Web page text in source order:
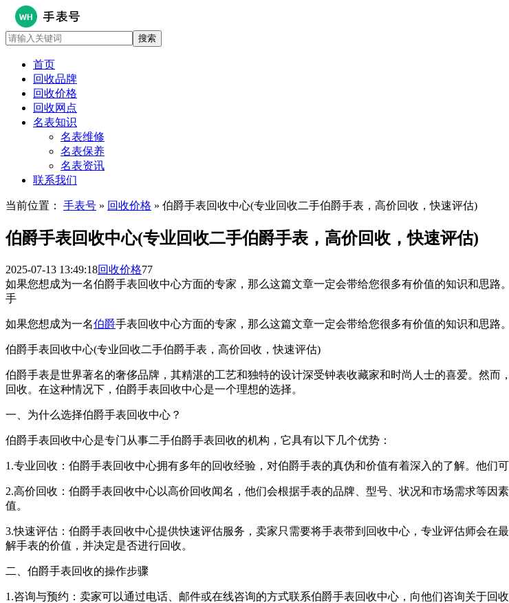
首页
回收品牌
回收价格
回收网点
名表知识
名表维修
名表保养
名表资讯
联系我们
当前位置： 手表号 » 回收价格 » 伯爵手表回收中心(专业回收二手伯爵手表，高价回收，快速评估)
伯爵手表回收中心(专业回收二手伯爵手表，高价回收，快速评估)
2025-07-13 13:49:18回收价格77
如果您想成为一名伯爵手表回收中心方面的专家，那么这篇文章一定会带给您很多有价值的知识和思
手
如果您想成为一名伯爵手表回收中心方面的专家，那么这篇文章一定会带给您很多有价值的知识和思路。
伯爵手表回收中心(专业回收二手伯爵手表，高价回收，快速评估)
伯爵手表是世界著名的奢侈品牌，其精湛的工艺和独特的设计深受钟表收藏家和时尚人士的喜爱。然
回收。在这种情况下，伯爵手表回收中心是一个理想的选择。
一、为什么选择伯爵手表回收中心？
伯爵手表回收中心是专门从事二手伯爵手表回收的机构，它具有以下几个优势：
1.专业回收：伯爵手表回收中心拥有多年的回收经验，对伯爵手表的真伪和价值有着深入的了解。他们
2.高价回收：伯爵手表回收中心以高价回收闻名，他们会根据手表的品牌、型号、状况和市场需求等因
值。
3.快速评估：伯爵手表回收中心提供快速评估服务，卖家只需要将手表带到回收中心，专业评估师会在
解手表的价值，并决定是否进行回收。
二、伯爵手表回收的操作步骤
1.咨询与预约：卖家可以通过电话、邮件或在线咨询的方式联系伯爵手表回收中心，向他们咨询关于回